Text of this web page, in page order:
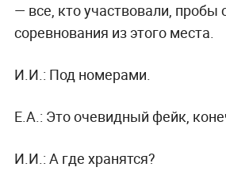
— все, кто участвовали, пробы
соревнования из этого места.
И.И.: Под номерами.
Е.А.: Это очевидный фейк,
И.И.: А где хранятся?